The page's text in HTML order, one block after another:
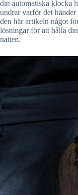
din automatiska klocka
undrar varför det
den här artikeln något
lösningar för att hålla
natten.